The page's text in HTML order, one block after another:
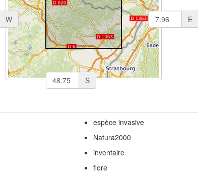
S
E
W
espèce invasive
Natura2000
inventaire
flore